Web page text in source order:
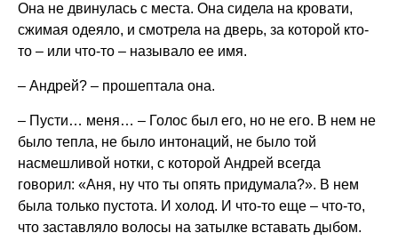
Она не двинулась с места. Она сидела на кровати,
сжимая одеяло, и смотрела на дверь, за которой кто-
то – или что-то – называло ее имя.
– Андрей? – прошептала она.
– Пусти… меня… – Голос был его, но не его. В нем не
было тепла, не было интонаций, не было той
насмешливой нотки, с которой Андрей всегда
говорил: «Аня, ну что ты опять придумала?». В нем
была только пустота. И холод. И что-то еще – что-то,
что заставляло волосы на затылке вставать дыбом.